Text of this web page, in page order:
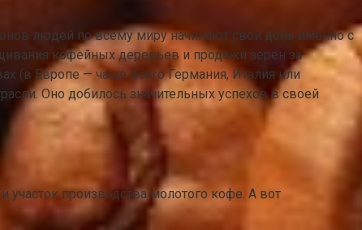
людей по всему миру начинают свой день именно с
кофейных деревьев и продажи зёрен за
(в Европе — чаще всего Германия, Италия или
Оно добилось значительных успехов в своей
участок производства молотого кофе. А вот